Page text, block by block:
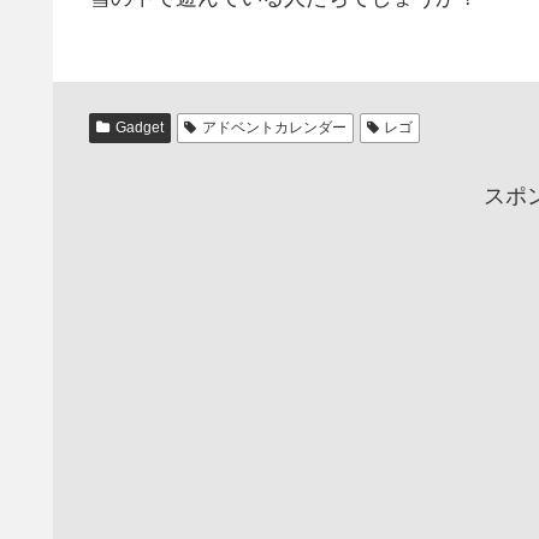
Gadget アドベントカレンダー レゴ
スポ